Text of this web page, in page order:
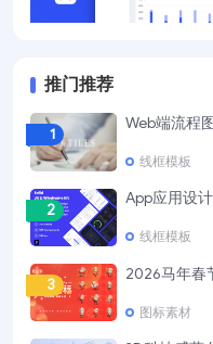
推门推荐
1
线框模板
2
App应用设
线框模板
3
2026马年春
图标素材